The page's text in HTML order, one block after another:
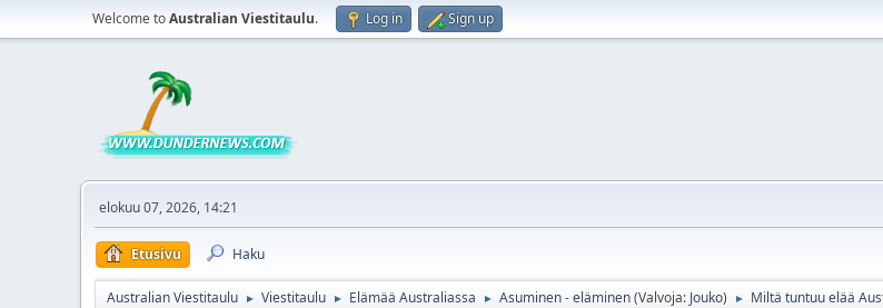
Welcome toAustralian Viestitaulu. Log in Sign up
elokuu 07, 2026, 14:21
Etusivu Haku
Australian Viestitaulu ► Viestitaulu ► Elämää Australiassa ► Asuminen - eläminen(Valvoja: Jouko) ► Miltä tuntuu elää